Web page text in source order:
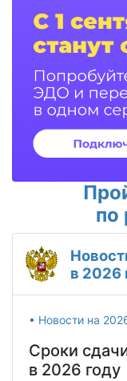
по
в 2026
• Новости на
Сроки
в 2026 году